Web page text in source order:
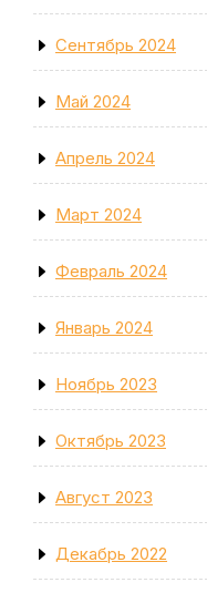
Сентябрь 2024
Май 2024
Апрель 2024
Март 2024
Февраль 2024
Январь 2024
Ноябрь 2023
Октябрь 2023
Август 2023
Декабрь 2022